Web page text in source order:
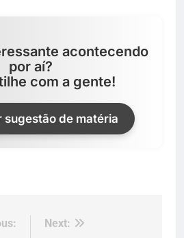
acontecendo
por aí?
com a gente!
sugestão de matéria
Next: